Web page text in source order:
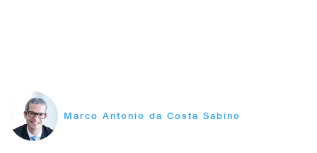
Marco Antonio da Costa Sabino